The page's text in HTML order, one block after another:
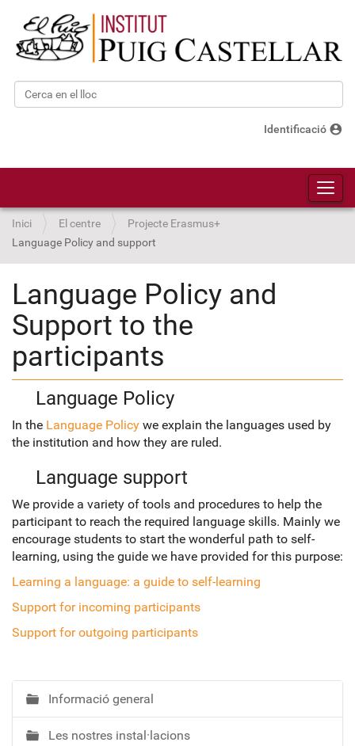
Cerca
Identificació account_circle
Inici El centre
Projecte Erasmus+
Language Policy and support
Language Policy and
Support to the
participants
Language Policy
In the Language Policy we explain the languages used by
the institution and how they are ruled.
Language support
We provide a variety of tools and procedures to help the
participant to reach the required language skills. Mainly we
encourage students to start the wonderful path to self-
learning, using the guide we have provided for this purpose:
Learning a language: a guide to self-learning
Support for incoming participants
Support for outgoing participants
N
a
v
Informació general
Les nostres instal·lacions